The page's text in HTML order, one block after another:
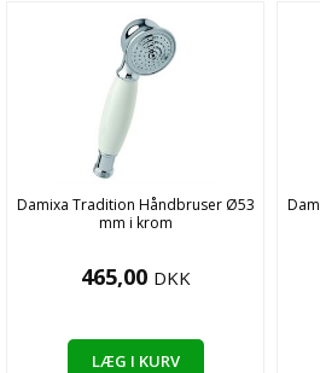
Damixa Tradition Håndbruser Ø53
mm i krom
465,00 DKK
LÆG I KURV